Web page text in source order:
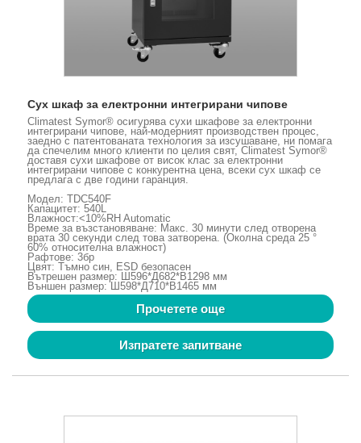
Сух шкаф за електронни интегрирани чипове
Climatest Symor® осигурява сухи шкафове за електронни
интегрирани чипове, най-модерният производствен процес,
заедно с патентованата технология за изсушаване, ни помага
да спечелим много клиенти по целия свят, Climatest Symor®
доставя сухи шкафове от висок клас за електронни
интегрирани чипове с конкурентна цена, всеки сух шкаф се
предлага с две години гаранция.
Модел: TDC540F
Капацитет: 540L
Влажност:<10%RH Automatic
Време за възстановяване: Макс. 30 минути след отворена
врата 30 секунди след това затворена. (Околна среда 25 °
60% относителна влажност)
Рафтове: 3бр
Цвят: Тъмно син, ESD безопасен
Вътрешен размер: Ш596*Д682*В1298 мм
Външен размер: Ш598*Д710*В1465 мм
Прочетете още
Изпратете запитване